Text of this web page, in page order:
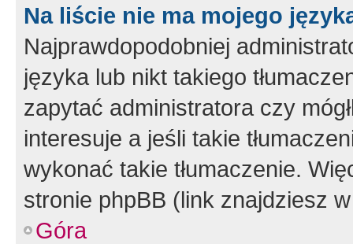
Na liście nie ma mojego
Najprawdopodobniej
języka lub nikt takiego
zapytać administratora czy
interesuje a jeśli takie
wykonać takie tłumaczenie.
stronie phpBB (link znajdziesz
Góra